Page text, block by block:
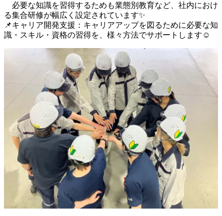
必要な知識を習得するためも業態別教育など、社内におけ
る集合研修が幅広く設定されています✨
📌キャリア開発支援：キャリアアップを図るために必要な知
識・スキル・資格の習得を、様々方法でサポートします☺️